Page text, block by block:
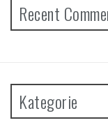
Recent
Kategorie